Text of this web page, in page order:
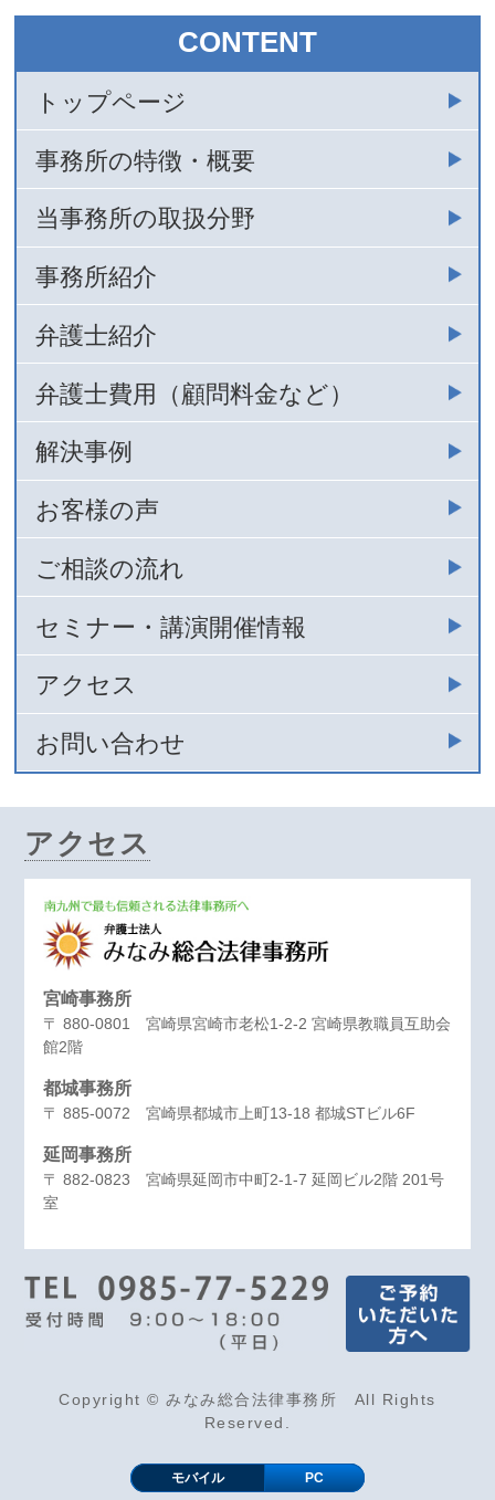
CONTENT
トップページ
事務所の特徴・概要
当事務所の取扱分野
事務所紹介
弁護士紹介
弁護士費用（顧問料金など）
解決事例
お客様の声
ご相談の流れ
セミナー・講演開催情報
アクセス
お問い合わせ
アクセス
宮崎事務所
〒 880-0801 宮崎県宮崎市老松1-2-2 宮崎県教職員互助会
館2階
都城事務所
〒 885-0072 宮崎県都城市上町13-18 都城STビル6F
延岡事務所
〒 882-0823 宮崎県延岡市中町2-1-7 延岡ビル2階 201号
室
Copyright © みなみ総合法律事務所 All Rights
Reserved.
モバイル PC